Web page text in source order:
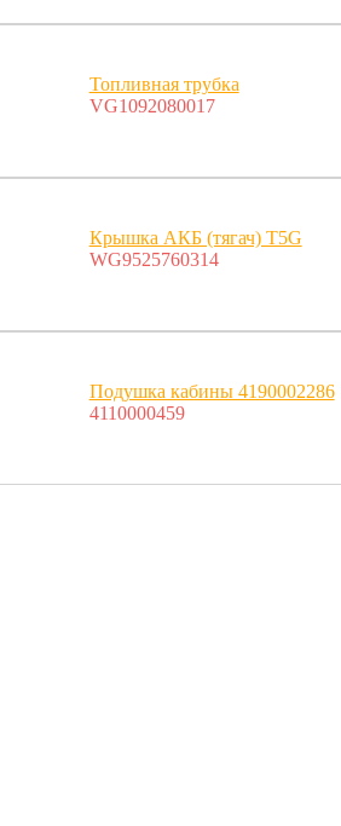
Топливная трубка
VG1092080017
Крышка АКБ (тягач) T5G
WG9525760314
Подушка кабины 4190002286
4110000459